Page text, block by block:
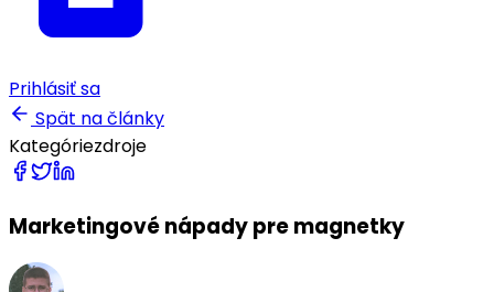
Prihlásiť sa
Spät na články
Kategóriezdroje
Marketingové nápady pre magnetky